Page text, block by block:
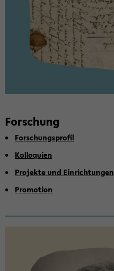
For­schung
For­schungs­pro­fil
Kol­lo­qui­en
Pro­jek­te und Ein­rich­tun­gen
Pro­mo­ti­on